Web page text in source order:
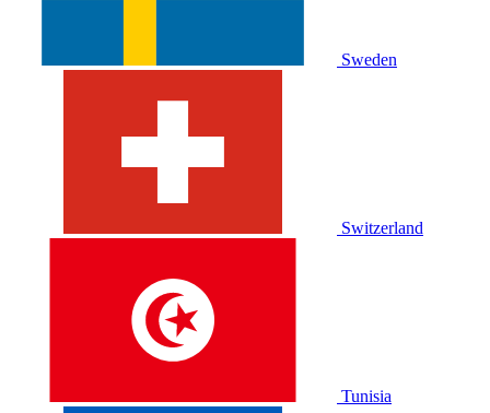
Sweden
Switzerland
Tunisia